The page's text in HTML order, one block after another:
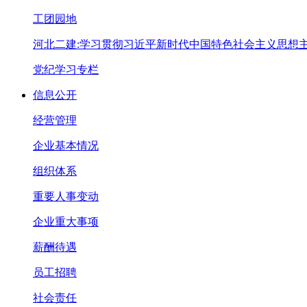
工团园地
河北二建:学习贯彻习近平新时代中国特色社会主义思想
党纪学习专栏
信息公开
经营管理
企业基本情况
组织体系
重要人事变动
企业重大事项
薪酬待遇
员工招聘
社会责任